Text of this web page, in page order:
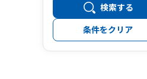
検索する
条件をクリア